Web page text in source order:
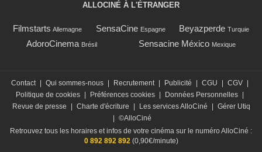
ALLOCINÉ À L'ÉTRANGER
Filmstarts Allemagne SensaCine Espagne Beyazperde Turquie
AdoroCinema Brésil Sensacine México Mexique
Contact Qui sommes-nous Recrutement Publicité CGU CGV
Politique de cookies
Préférences cookies Données Personnelles
Revue de presse
Charte d'écriture Les services AlloCiné
Gérer Utiq
©AlloCiné
Retrouvez tous les horaires et infos de votre cinéma sur le numéro AlloCiné :
0 892 892 892(0,90€/minute)